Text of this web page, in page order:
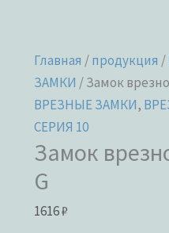
Главная /продукция /
ЗАМКИ / Замок
ВРЕЗНЫЕ ЗАМКИ,
СЕРИЯ 10
Замок
G
1616₽